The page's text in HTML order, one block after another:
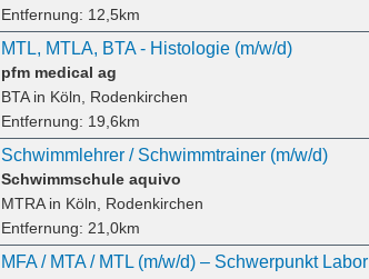
Entfernung: 12,5km
MTL, MTLA, BTA - Histologie (m/w/d)
pfm medical ag
BTAin Köln, Rodenkirchen
Entfernung: 19,6km
Schwimmlehrer / Schwimmtrainer (m/w/d)
Schwimmschule aquivo
MTRAin Köln, Rodenkirchen
Entfernung: 21,0km
MFA / MTA / MTL (m/w/d) – Schwerpunkt Labor